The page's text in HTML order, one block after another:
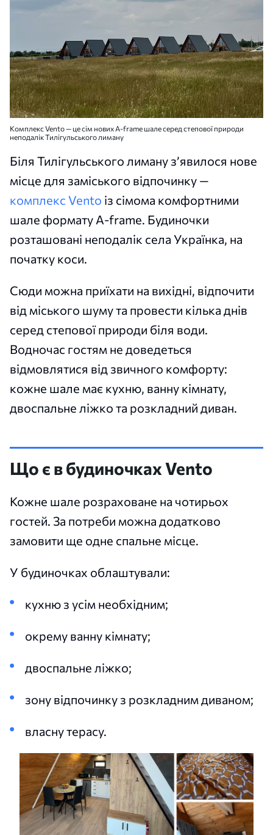
Комплекс Vento — це сім нових A-frame шале серед степової природи
неподалік Тилігульського лиману
Біля Тилігульського лиману з’явилося нове
місце для заміського відпочинку —
комплекс Vento із сімома комфортними
шале формату A-frame. Будиночки
розташовані неподалік села Українка, на
початку коси.
Сюди можна приїхати на вихідні, відпочити
від міського шуму та провести кілька днів
серед степової природи біля води.
Водночас гостям не доведеться
відмовлятися від звичного комфорту:
кожне шале має кухню, ванну кімнату,
двоспальне ліжко та розкладний диван.
Що є в будиночках Vento
Кожне шале розраховане на чотирьох
гостей. За потреби можна додатково
замовити ще одне спальне місце.
У будиночках облаштували:
кухню з усім необхідним;
окрему ванну кімнату;
двоспальне ліжко;
зону відпочинку з розкладним диваном;
власну терасу.